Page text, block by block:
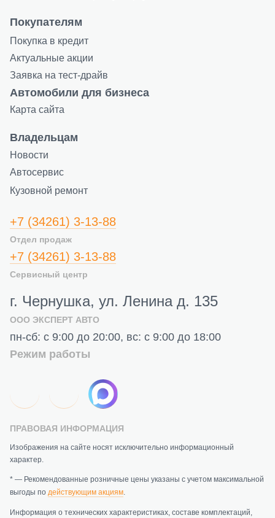
Покупателям
Покупка в кредит
Актуальные акции
Заявка на тест-драйв
Автомобили для бизнеса
Карта сайта
Владельцам
Новости
Автосервис
Кузовной ремонт
+7 (34261) 3-13-88
Отдел продаж
+7 (34261) 3-13-88
Сервисный центр
г. Чернушка, ул. Ленина д. 135
ООО ЭКСПЕРТ АВТО
пн-сб: с 9:00 до 20:00, вс: с 9:00 до 18:00
Режим работы
ПРАВОВАЯ ИНФОРМАЦИЯ
Изображения на сайте носят исключительно информационный
характер.
* — Рекомендованные розничные цены указаны с учетом максимальной
выгоды по действующим акциям.
Информация о технических характеристиках, составе комплектаций,